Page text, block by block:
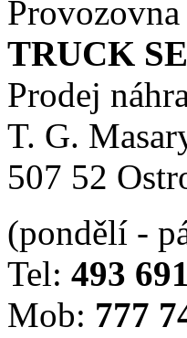
Provozovna
TRUCK
Prodej
T. G.
507 52
(pondělí -
Tel: 493
Mob: 777